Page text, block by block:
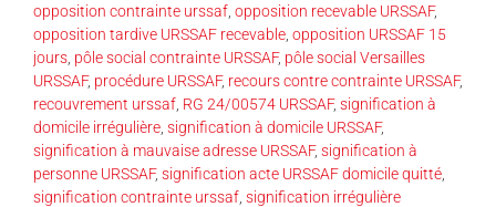
opposition contrainte urssaf opposition recevable URSSAF,
opposition tardive URSSAF recevable opposition URSSAF 15
jours pôle social contrainte URSSAF, pôle social Versailles
URSSAF, procédure URSSAF, recours contre contrainte URSSAF,
recouvrement urssaf RG 24/00574 URSSAF, signification à
domicile irrégulière signification à domicile URSSAF,
signification à mauvaise adresse URSSAF, signification à
personne URSSAF, signification acte URSSAF domicile quitté
signification contrainte urssaf signification irrégulière